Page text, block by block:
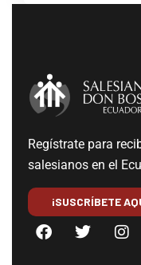
Regístrate para
salesianos en el
¡SUSCRÍBETE